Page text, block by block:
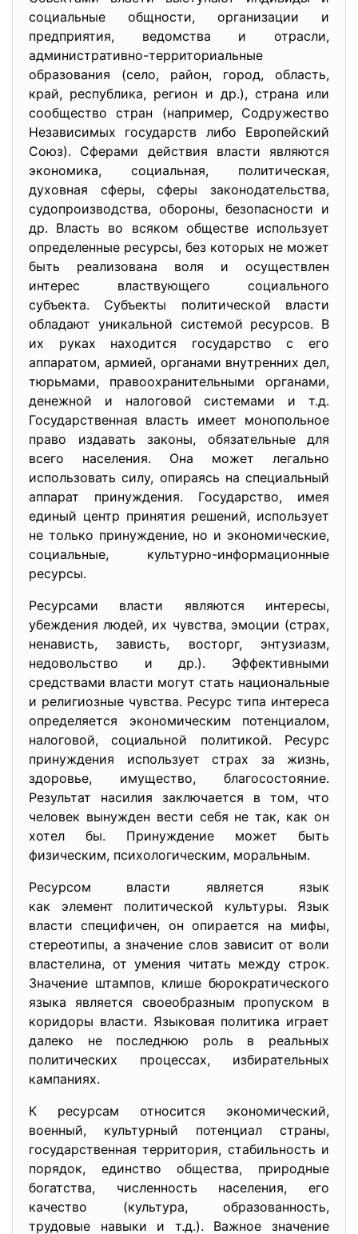
социальные общности, организации и
предприятия, ведомства и отрасли,
административно-территориальные
образования (село, район, город, область,
край, республика, регион и др.), страна или
сообщество стран (например, Содружество
Независимых государств либо Европейский
Союз). Сферами действия власти являются
экономика, социальная, политическая,
духовная сферы, сферы законодательства,
судопроизводства, обороны, безопасности и
др. Власть во всяком обществе использует
определенные ресурсы, без которых не может
быть реализована воля и осуществлен
интерес властвующего социального
субъекта. Субъекты политической власти
обладают уникальной системой ресурсов. В
их руках находится государство с его
аппаратом, армией, органами внутренних дел,
тюрьмами, правоохранительными органами,
денежной и налоговой системами и т.д.
Государственная власть имеет монопольное
право издавать законы, обязательные для
всего населения. Она может легально
использовать силу, опираясь на специальный
аппарат принуждения. Государство, имея
единый центр принятия решений, использует
не только принуждение, но и экономические,
социальные, культурно-информационные
ресурсы.
Ресурсами власти являются интересы,
убеждения людей, их чувства, эмоции (страх,
ненависть, зависть, восторг, энтузиазм,
недовольство и др.). Эффективными
средствами власти могут стать национальные
и религиозные чувства. Ресурс типа интереса
определяется экономическим потенциалом,
налоговой, социальной политикой. Ресурс
принуждения использует страх за жизнь,
здоровье, имущество, благосостояние.
Результат насилия заключается в том, что
человек вынужден вести себя не так, как он
хотел бы. Принуждение может быть
физическим, психологическим, моральным.
Ресурсом власти является язык
как элемент политической культуры. Язык
власти специфичен, он опирается на мифы,
стереотипы, а значение слов зависит от воли
властелина, от умения читать между строк.
Значение штампов, клише бюрократического
языка является своеобразным пропуском в
коридоры власти. Языковая политика играет
далеко не последнюю роль в реальных
политических процессах, избирательных
кампаниях.
К ресурсам относится экономический,
военный, культурный потенциал страны,
государственная территория, стабильность и
порядок, единство общества, природные
богатства, численность населения, его
качество (культура, образованность,
трудовые навыки и т.д.). Важное значение